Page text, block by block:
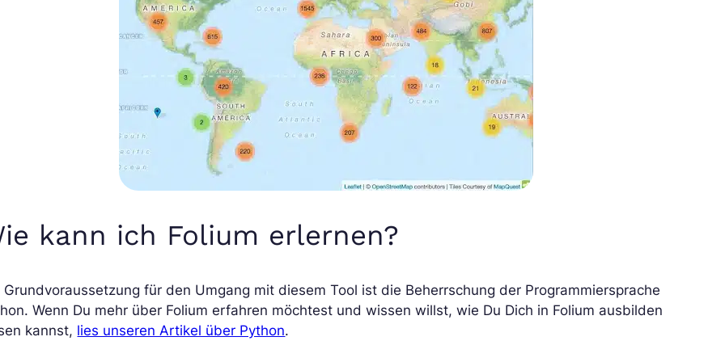
kann ich Folium erlernen?
Grundvoraussetzung für den Umgang mit diesem Tool ist die Beherrschung der Programmiersprache
Wenn Du mehr über Folium erfahren möchtest und wissen willst, wie Du Dich in Folium ausbilden
kannst, lies unseren Artikel über Python.